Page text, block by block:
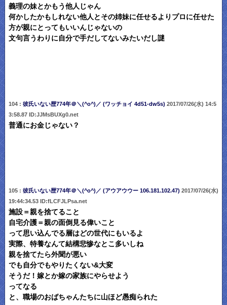
義理の妹とかもう他人じゃん
何かしたかもしれない他人とその姉妹に任せるよりプロに任せた
方が親にとってもいいんじゃないの
文句言うわりに自分で手だしてないみたいだし謎
104 : 彼氏いない歴774年＠＼(^o^)／ (ワッチョイ 4d51-dw5s) 2017/07/26(水) 14:5
3:58.87 ID:JJMsBUXg0.net
普通にお金じゃない？
105 : 彼氏いない歴774年＠＼(^o^)／ (アウアウウー 106.181.102.47) 2017/07/26(水)
19:44:34.53 ID:fLCFJLPsa.net
施設＝親を捨てること
自宅介護＝親の面倒見る偉いこと
って思い込んでる層はどの世代にもいるよ
実際、特養なんて結構悲惨なとこ多いしね
親を捨てたら外聞が悪い
でも自分でもやりたくない&大変
そうだ！嫁とか嫁の家族にやらせよう
ってなる
と、職場のおばちゃんたちに山ほど愚痴られた